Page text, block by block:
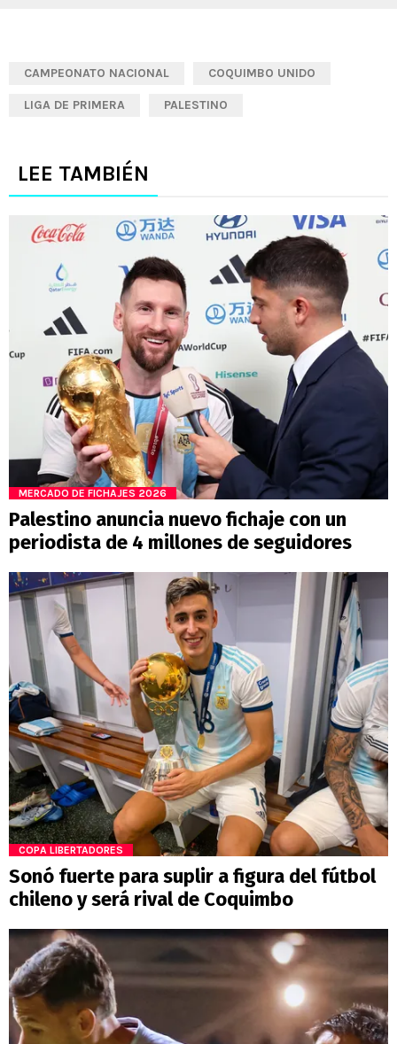
CAMPEONATO NACIONAL COQUIMBO UNIDO
LIGA DE PRIMERA PALESTINO
LEE TAMBIÉN
MERCADO DE FICHAJES 2026
Palestino anuncia nuevo fichaje con un
periodista de 4 millones de seguidores
COPA LIBERTADORES
Sonó fuerte para suplir a figura del fútbol
chileno y será rival de Coquimbo